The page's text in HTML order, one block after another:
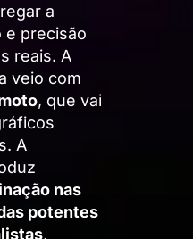
a
e precisão
reais. A
veio com
, que vai
A
nas
potentes
,